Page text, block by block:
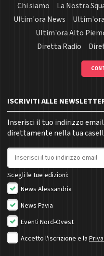
Chi siamo La Nostra
Ultim'ora News
Ultim'ora Alto
Diretta Radio
ISCRIVITI ALLE
Inserisci il tuo indirizzo
direttamente nella tua
Indirizzo email
Scegli le tue edizioni:
News Alessandria
News Pavia
Eventi Nord-Ovest
Accetto l'iscrizione e la